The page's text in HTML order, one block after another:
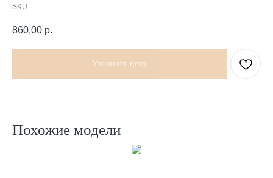
SKU:
860,00 р.
Уточнить цену
Похожие модели